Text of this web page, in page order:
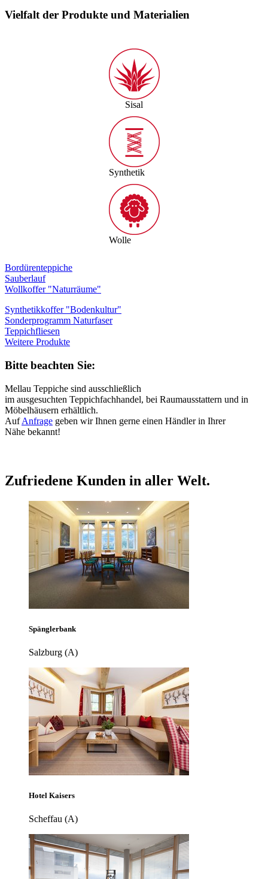
Vielfalt der Produkte und Materialien
Sisal
Synthetik
Wolle
Bordürenteppiche
Sauberlauf
Wollkoffer "Naturräume"
Synthetikkoffer "Bodenkultur"
Sonderprogramm Naturfaser
Teppichfliesen
Weitere Produkte
Bitte beachten Sie:
Mellau Teppiche sind ausschließlich
im ausgesuchten Teppichfachhandel, bei Raumausstattern und in
Möbelhäusern erhältlich.
AufAnfrage geben wir Ihnen gerne einen Händler in Ihrer
Nähe bekannt!
Zufriedene Kunden in aller Welt.
Spänglerbank
Salzburg (A)
Hotel Kaisers
Scheffau (A)